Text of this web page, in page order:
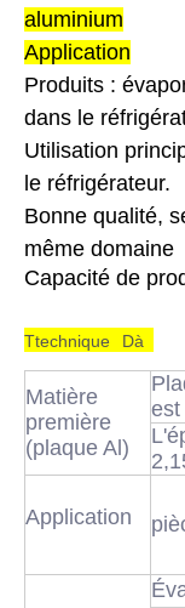
aluminium
Application
Produits :
dans le
Utilisation
le réfrigérateur.
Bonne qualité,
même domaine
Capacité de
Ttechnique Dà
Matière
première
(plaque Al)
est
Application